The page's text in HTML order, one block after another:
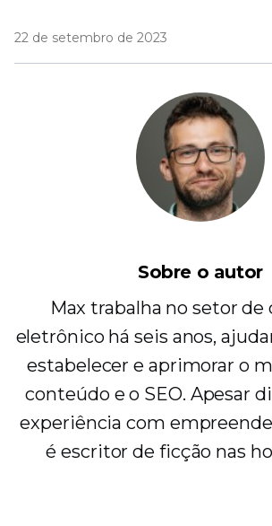
22 de setembro de 2023
Sobre o autor
Max trabalha no setor
eletrônico há seis anos,
estabelecer e aprimorar o
conteúdo e o SEO. Apesar
experiência com
é escritor de ficção nas